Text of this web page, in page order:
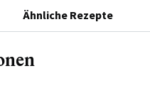
Ähnliche Rezepte